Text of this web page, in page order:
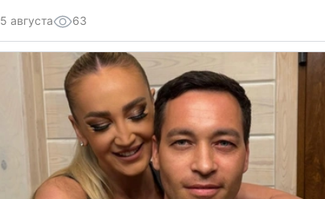
5 августа 63